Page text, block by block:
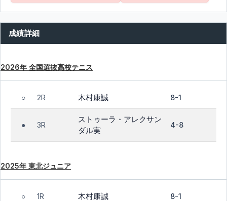
成績詳細
2026年 全国選抜高校テニス
○ 2R 木村康誠 8-1
● 3R
ストゥーラ・アレクサン
ダル実
4-8
2025年 東北ジュニア
○ 1R 木村康誠 8-1